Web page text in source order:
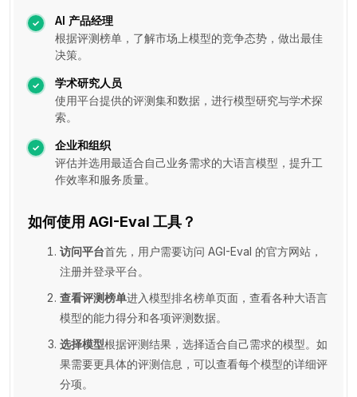
AI 产品经理
根据评测榜单，了解市场上模型的竞争态势，做出最佳
决策。
学术研究人员
使用平台提供的评测集和数据，进行模型研究与学术探
索。
企业和组织
评估并选用最适合自己业务需求的大语言模型，提升工
作效率和服务质量。
如何使用 AGI-Eval 工具？
访问平台首先，用户需要访问 AGI-Eval 的官方网站，
注册并登录平台。
查看评测榜单进入模型排名榜单页面，查看各种大语言
模型的能力得分和各项评测数据。
选择模型根据评测结果，选择适合自己需求的模型。如
果需要更具体的评测信息，可以查看每个模型的详细评
分项。